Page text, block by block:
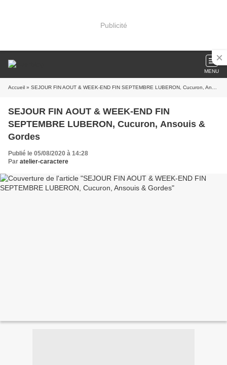
Publicité
MENU
Accueil » SEJOUR FIN AOUT & WEEK-END FIN SEPTEMBRE LUBERON, Cucuron, Ansouis & Gordes
SEJOUR FIN AOUT & WEEK-END FIN
SEPTEMBRE LUBERON, Cucuron, Ansouis &
Gordes
Publié le 05/08/2020 à 14:28
Par atelier-caractere